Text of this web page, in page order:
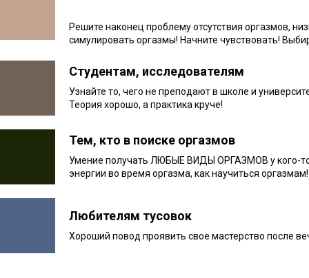
Решите наконец проблему отсутствия оргазмов,
симулировать оргазмы! Начните чувствовать!
Студентам, исследователям
Узнайте то, чего не преподают в школе и
Теория хорошо, а практика круче!
Тем, кто в поиске оргазмов
Умение получать ЛЮБЫЕ ВИДЫ ОРГАЗМОВ у кого-
энергии во время оргазма, как научиться
Любителям тусовок
Хороший повод проявить свое мастерство после